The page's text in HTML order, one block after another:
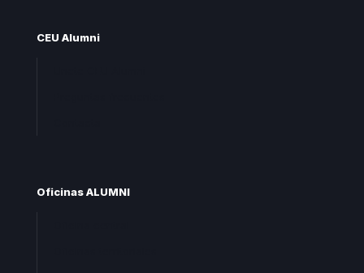
CEU Alumni
Oficinas ALUMNI